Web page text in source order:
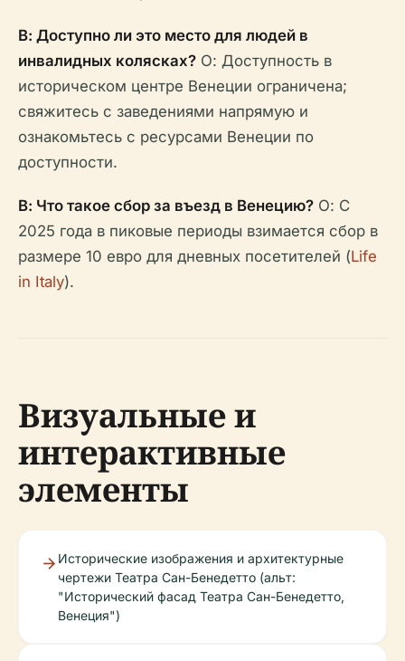
В: Доступно ли это место для людей в
инвалидных колясках? О: Доступность в
историческом центре Венеции ограничена;
свяжитесь с заведениями напрямую и
ознакомьтесь с ресурсами Венеции по
доступности.
В: Что такое сбор за въезд в Венецию? О: С
2025 года в пиковые периоды взимается сбор в
размере 10 евро для дневных посетителей (Life
in Italy).
Визуальные и
интерактивные
элементы
Исторические изображения и архитектурные
чертежи Театра Сан-Бенедетто (альт:
"Исторический фасад Театра Сан-Бенедетто,
Венеция")